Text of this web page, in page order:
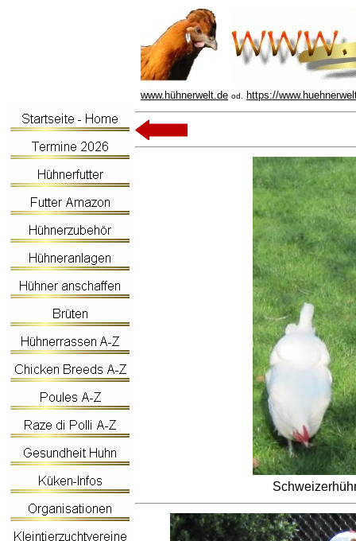
www.hühnerwelt.de od. https://